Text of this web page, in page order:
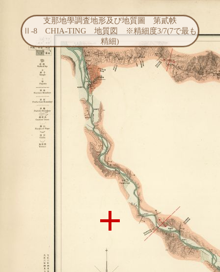
支那地學調査地形及び地質圖 第貳帙
Ⅱ-8 CHIA-TING 地質図 ※精細度3/7(7で最も
精細)